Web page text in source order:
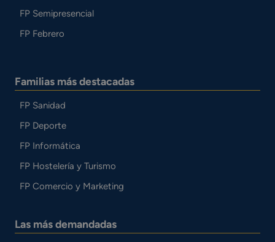
FP Semipresencial
FP Febrero
Familias más destacadas
FP Sanidad
FP Deporte
FP Informática
FP Hostelería y Turismo
FP Comercio y Marketing
Las más demandadas